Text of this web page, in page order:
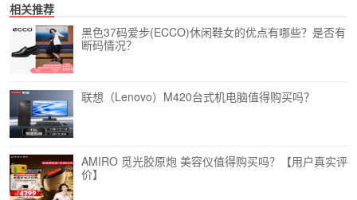
相关推荐
黑色37码爱步(ECCO)休闲鞋女的优点有哪些？是否有
断码情况？
联想（Lenovo）M420台式机电脑值得购买吗？
AMIRO 觅光胶原炮 美容仪值得购买吗？【用户真实评
价】